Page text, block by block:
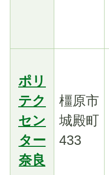
ポリ
テク
セン
ター
奈良
橿原市
城殿町
433